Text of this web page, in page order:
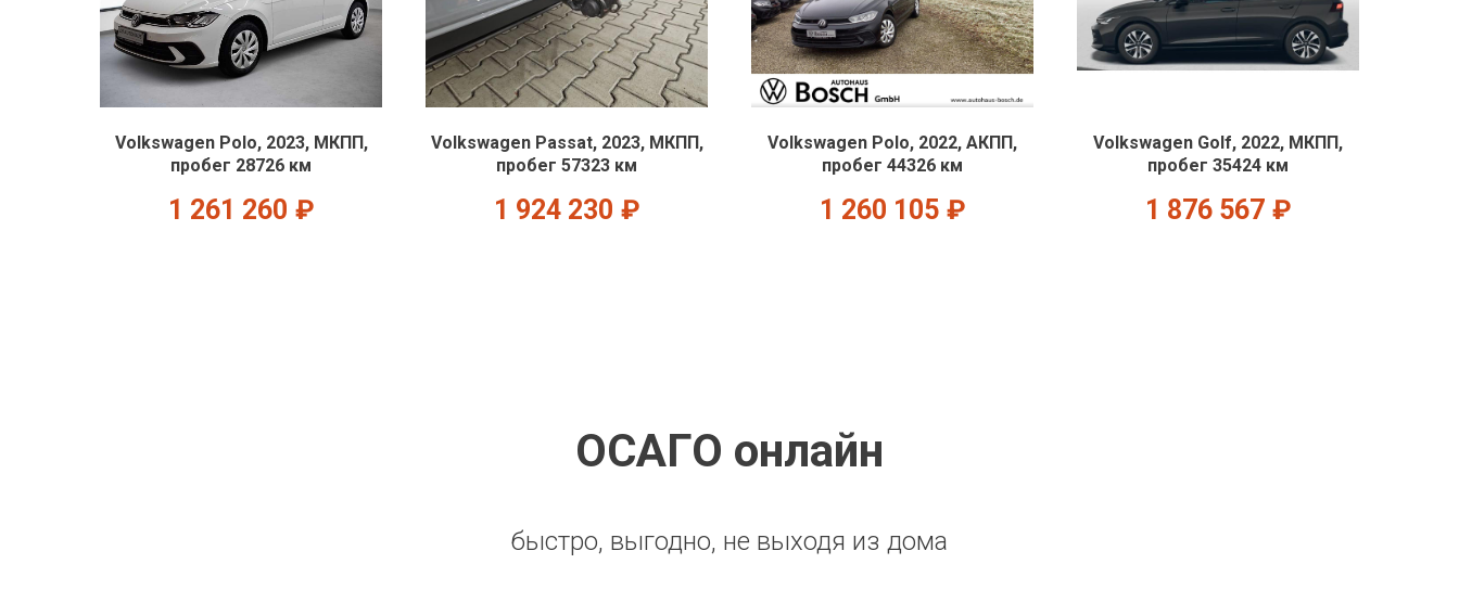
Volkswagen Polo, 2023, МКПП,
пробег 28726 км
1 261 260 ₽
Volkswagen Passat, 2023, МКПП,
пробег 57323 км
1 924 230 ₽
Volkswagen Polo, 2022, АКПП,
пробег 44326 км
1 260 105 ₽
Volkswagen Golf, 2022, МКПП,
пробег 35424 км
1 876 567 ₽
ОСАГО онлайн
быстро, выгодно, не выходя из дома